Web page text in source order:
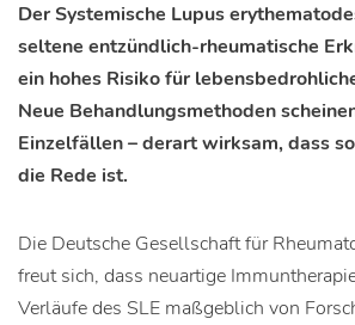
Der Systemische Lupus
seltene entzündlich-rheumatische
ein hohes Risiko für
Neue Behandlungsmethoden
Einzelfällen – derart wirksam, dass
die Rede ist.
Die Deutsche Gesellschaft für
freut sich, dass neuartige
Verläufe des SLE maßgeblich von